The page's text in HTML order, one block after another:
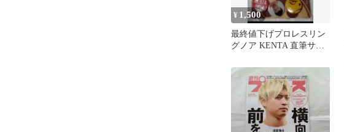
¥ 1,500
最終値下げプロレスリン
グノア KENTA 直筆サイ
ジセット